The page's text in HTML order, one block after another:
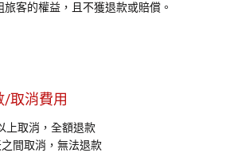
旅客的權益，且不獲退款或賠償。
/取消費用
上取消，全額退款
間取消，無法退款